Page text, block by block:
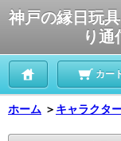
神戸の縁日玩
り
カー
ホーム ＞ キャラクタ